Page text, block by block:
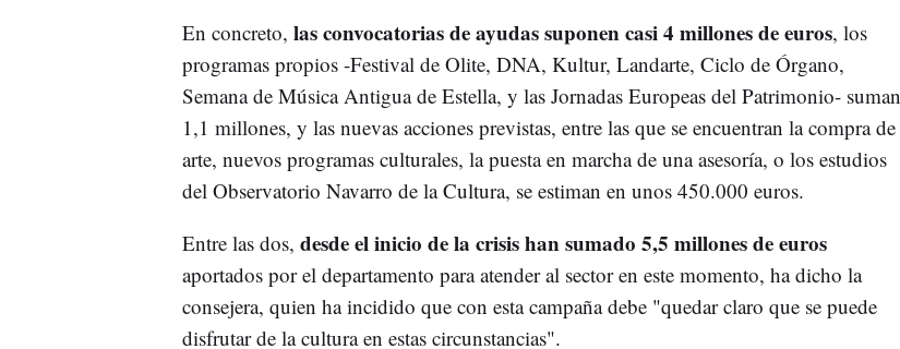
En concreto, las convocatorias de ayudas suponen casi 4 millones de euros, los
programas propios -Festival de Olite, DNA, Kultur, Landarte, Ciclo de Órgano,
Semana de Música Antigua de Estella, y las Jornadas Europeas del Patrimonio- suman
1,1 millones, y las nuevas acciones previstas, entre las que se encuentran la compra de
arte, nuevos programas culturales, la puesta en marcha de una asesoría, o los estudios
del Observatorio Navarro de la Cultura, se estiman en unos 450.000 euros.
Entre las dos, desde el inicio de la crisis han sumado 5,5 millones de euros
aportados por el departamento para atender al sector en este momento, ha dicho la
consejera, quien ha incidido que con esta campaña debe "quedar claro que se puede
disfrutar de la cultura en estas circunstancias".